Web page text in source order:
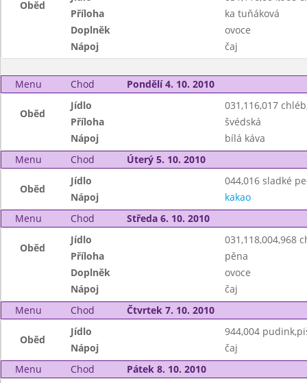
Oběd
Příloha
ka tuňáková
Doplněk
ovoce
Nápoj
čaj
Menu Chod Pondělí 4. 10. 2010
Oběd
Jídlo
031,116,017
Příloha
švédská
Nápoj
bílá káva
Menu
Chod Úterý 5. 10. 2010
Oběd
Jídlo
044,016 sladké
Nápoj
kakao
Menu
Chod Středa 6. 10. 2010
Oběd
Jídlo
031,118,004,968
Příloha
pěna
Doplněk
ovoce
Nápoj
čaj
Menu
Chod Čtvrtek 7. 10. 2010
Oběd
Jídlo
944,004
Nápoj
čaj
Menu
Chod Pátek 8. 10. 2010